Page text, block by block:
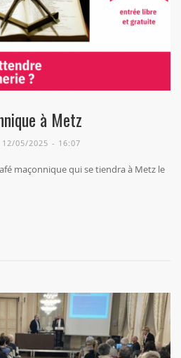
à Metz
12/05/2025 - 16:07
maçonnique qui se tiendra à Metz le